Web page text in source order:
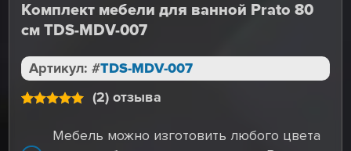
Комплект мебели для ванной Prato 80
см TDS-MDV-007
Артикул: #TDS-MDV-007
основе
(2) отзыва
Мебель можно изготовить любого цвета